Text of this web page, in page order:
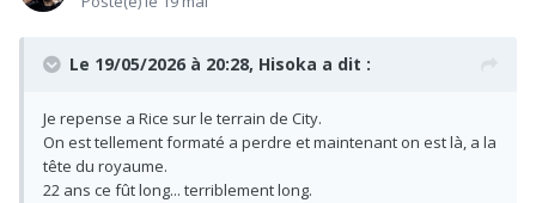
Le 19/05/2026 à 20:28, Hisoka a dit :
Je repense a Rice sur le terrain de City.
On est tellement formaté a perdre et maintenant on est là, a la
tête du royaume.
22 ans ce fût long... terriblement long.